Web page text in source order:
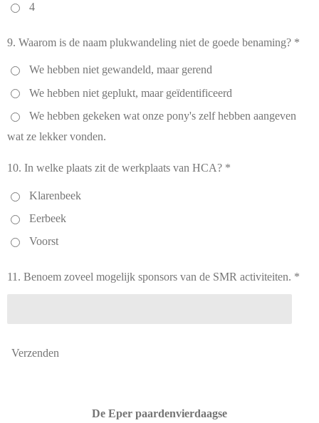
4
9. Waarom is de naam plukwandeling niet de goede benaming? *
We hebben niet gewandeld, maar gerend
We hebben niet geplukt, maar geïdentificeerd
We hebben gekeken wat onze pony's zelf hebben aangeven
wat ze lekker vonden.
10. In welke plaats zit de werkplaats van HCA? *
Klarenbeek
Eerbeek
Voorst
11. Benoem zoveel mogelijk sponsors van de SMR activiteiten. *
Verzenden
De Eper paardenvierdaagse